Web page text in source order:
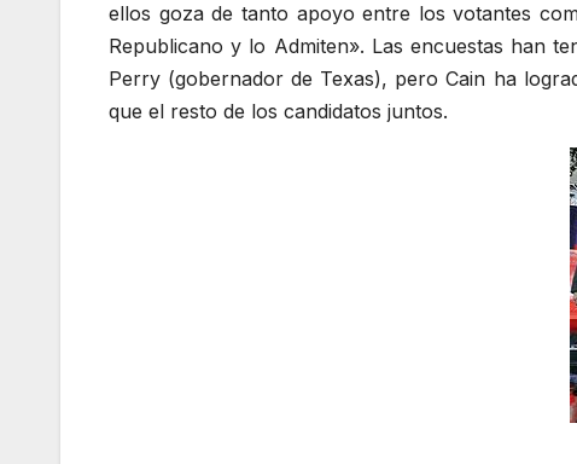
ellos goza de tanto apoyo entre los votantes
Republicano y lo Admiten». Las encuestas han
Perry (gobernador de Texas), pero Cain ha
que el resto de los candidatos juntos.